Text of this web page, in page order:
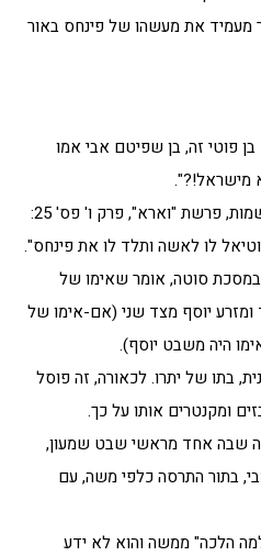
מעמיד את מעשהו של פינחס באור
פוטי זה, בן שפיטם אבי אמו
מישראל!?".
פרשת "וארא", פרק ו' פס' 25:
לו לאשה ותלד לו את פינחס".
סוטה, אומר שאימו של
ומזרע יוסף מצד שני (אם-אימו של
היה משבט יוסף).
בתו של יתרו. לכאורה, זה פוסל
ומקנטרים אותו על כך.
שבה אחד מראשי שבט שמעון,
בתור התרסה כלפי משה, עם
הלכה" ממשה והוא לא ידע